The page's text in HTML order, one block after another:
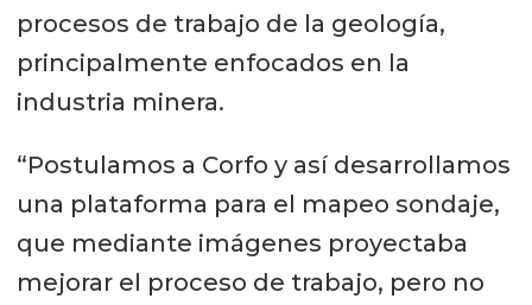
procesos de trabajo de la geología,
principalmente enfocados en la
industria minera.
“Postulamos a Corfo y así desarrollamos
una plataforma para el mapeo sondaje,
que mediante imágenes proyectaba
mejorar el proceso de trabajo, pero no